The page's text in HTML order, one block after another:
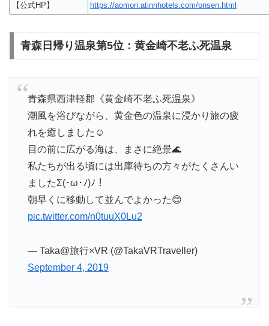
【公式HP】
https://aomori.atinnhotels.com/onsen.html
青森日帰り温泉第5位：黄金崎不老ふ死温泉
青森県西津軽郡《黄金崎不老ふ死温泉》
潮風を浴びながら、黄金色の温泉に浸かり旅の疲
れを癒しました☺️
目の前に広がる海は、まさに絶景🌊
私たちが出る頃には出庫待ちの方々がたくさんい
ましたΣ(･ω･ﾉ)ﾉ！
朝早くに移動して並んでよかった😊
pic.twitter.com/n0tuuX0Lu2
— Taka@旅行×VR (@TakaVRTraveller)
September 4, 2019